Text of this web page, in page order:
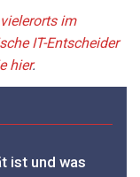
im
IT-Entscheider
hier.
ist und was